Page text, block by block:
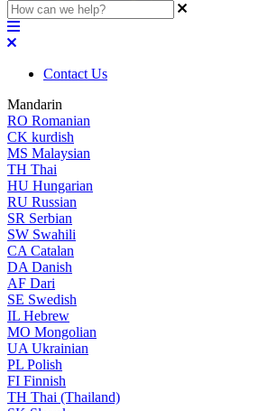
Contact Us
Mandarin
RO Romanian
CK kurdish
MS Malaysian
TH Thai
HU Hungarian
RU Russian
SR Serbian
SW Swahili
CA Catalan
DA Danish
AF Dari
SE Swedish
IL Hebrew
MO Mongolian
UA Ukrainian
PL Polish
FI Finnish
TH Thai (Thailand)